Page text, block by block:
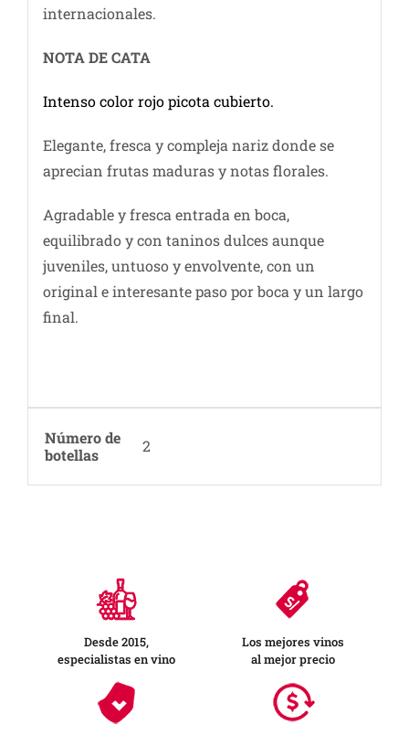
internacionales.
NOTA DE CATA
Intenso color rojo picota cubierto.
Elegante, fresca y compleja nariz donde se
aprecian frutas maduras y notas florales.
Agradable y fresca entrada en boca,
equilibrado y con taninos dulces aunque
juveniles, untuoso y envolvente, con un
original e interesante paso por boca y un largo
final.
Número de
botellas
2
Desde 2015,
especialistas en vino
Los mejores vinos
al mejor precio